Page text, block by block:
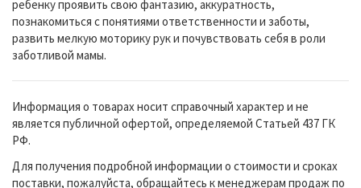
ребенку проявить свою фантазию, аккуратность,
познакомиться с понятиями ответственности и заботы,
развить мелкую моторику рук и почувствовать себя в роли
заботливой мамы.
Информация о товарах носит справочный характер и не
является публичной офертой, определяемой Статьей 437 ГК
РФ.
Для получения подробной информации о стоимости и сроках
поставки, пожалуйста, обращайтесь к менеджерам продаж по